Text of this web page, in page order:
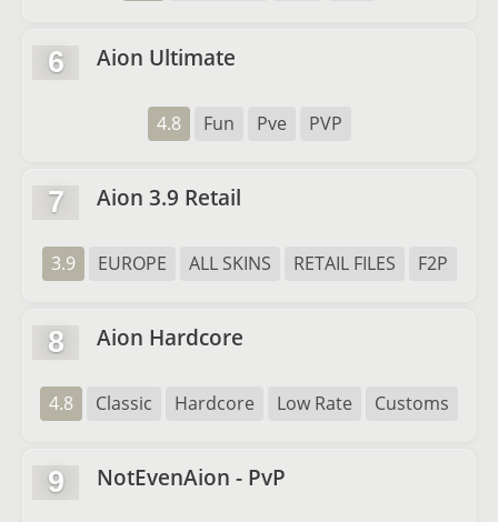
6 Aion Ultimate
4.8 Fun Pve PVP
7 Aion 3.9 Retail
3.9 EUROPE ALL SKINS RETAIL FILES F2P
8 Aion Hardcore
4.8 Classic Hardcore Low Rate Customs
9 NotEvenAion - PvP